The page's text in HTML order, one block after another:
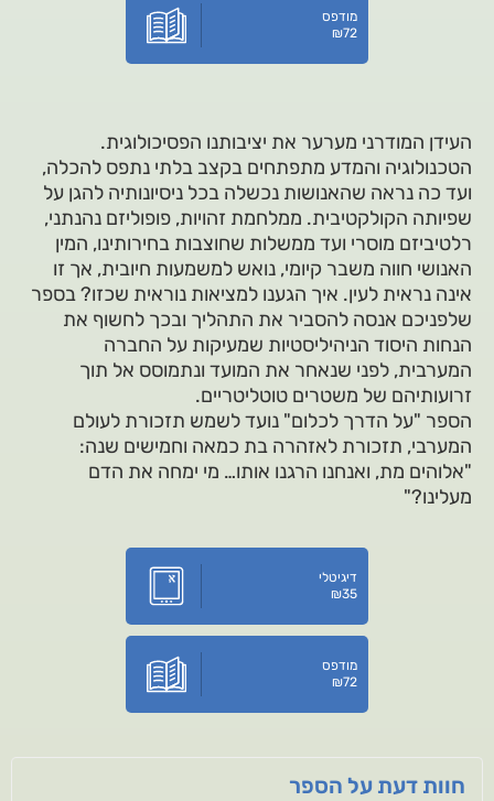
מודפס
₪72
העידן המודרני מערער את יציבותנו הפסיכולוגית.
הטכנולוגיה והמדע מתפתחים בקצב בלתי נתפס להכלה,
ועד כה נראה שהאנושות נכשלה בכל ניסיונותיה להגן על
שפיותה הקולקטיבית. ממלחמת זהויות, פופוליזם נהנתני,
רלטיביזם מוסרי ועד ממשלות שחוצבות בחירותינו, המין
האנושי חווה משבר קיומי, נואש למשמעות חיובית, אך זו
אינה נראית לעין. איך הגענו למציאות נוראית שכזו? בספר
שלפניכם אנסה להסביר את התהליך ובכך לחשוף את
הנחות היסוד הניהיליסטיות שמעיקות על החברה
המערבית, לפני שנאחר את המועד ונתמוסס אל תוך
זרועותיהם של משטרים טוטליטריים.
הספר "על הדרך לכלום" נועד לשמש תזכורת לעולם
המערבי, תזכורת לאזהרה בת כמאה וחמישים שנה:
"אלוהים מת, ואנחנו הרגנו אותו… מי ימחה את הדם
מעלינו?"
דיגיטלי
₪35
מודפס
₪72
חוות דעת על הספר